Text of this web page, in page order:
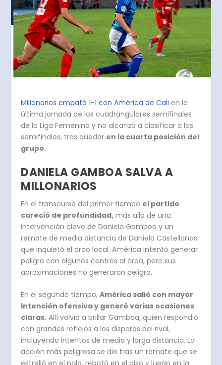
Millonarios empató 1-1 con América de Cali en la
última jornada de los cuadrangulares semifinales
de la Liga Femenina y no alcanzó a clasificar a las
semifinales, tras quedar en la cuarta posición del
grupo.
DANIELA GAMBOA SALVA A
MILLONARIOS
En el transcurso del primer tiempo el partido
careció de profundidad, más allá de una
intervención clave de Daniela Gamboa y un
remate de media distancia de Daniela Castellanos
que inquietó el arco local. América intentó generar
peligro con algunos centros al área, pero sus
aproximaciones no generaron peligro.
En el segundo tiempo,América salió con mayor
intención ofensiva y generó varias ocasiones
claras. Allí volvió a brillar Gamboa, quien respondió
con grandes reflejos a los disparos del rival,
incluyendo intentos de media y larga distancia. La
acción más peligrosa se dio tras un remate que se